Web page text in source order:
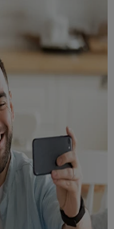
auch auf
betrieben
speziell zur
unten
zu
von
der
für digitales
(nur für die
finden Sie in